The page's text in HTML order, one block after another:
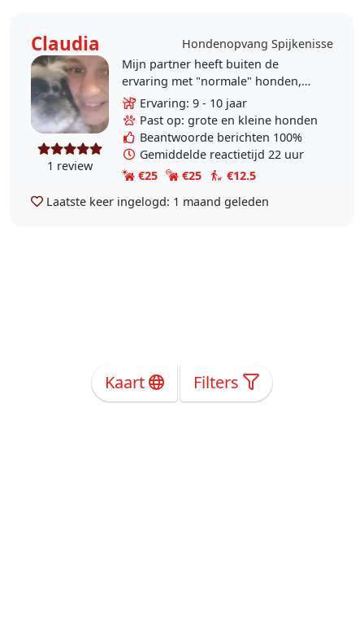
Claudia Hondenopvang Spijkenisse
1 review
Mijn partner heeft buiten de
ervaring met "normale" honden,
ook ervaring met honden die
getraumatiseerd, mishandeld,
probleem honden. T..
Ervaring: 9 - 10 jaar
Past op: grote en kleine honden
Beantwoorde berichten 100%
Gemiddelde reactietijd 22 uur
€25
€25
€12.5
Laatste keer ingelogd: 1 maand geleden
Kaart Filters